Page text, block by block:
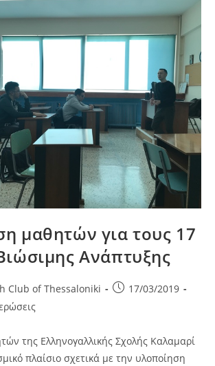
μαθητών για τους 17
Ανάπτυξης
Club of Thessaloniki
Post17/03/2019
της Ελληνογαλλικής Σχολής Καλαμαρί
πλαίσιο σχετικά με την υλοποίηση